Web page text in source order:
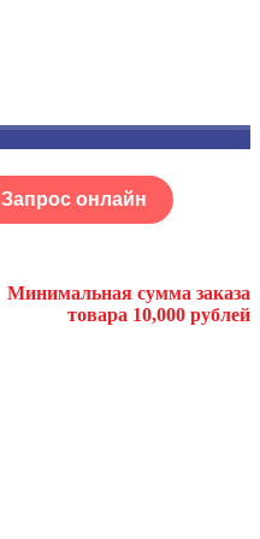
Запрос онлайн
Минимальная сумма заказа
товара 10,000 рублей